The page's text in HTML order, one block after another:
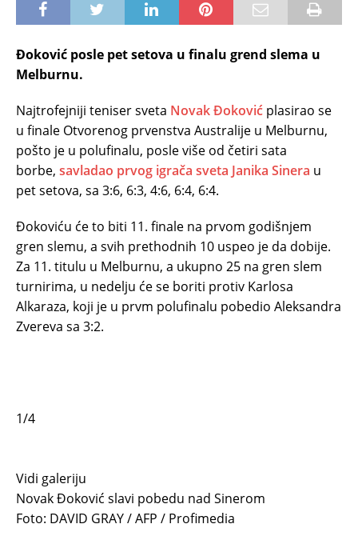
Đoković posle pet setova u finalu grend slema u
Melburnu.
Najtrofejniji teniser sveta Novak Đoković plasirao se
u finale Otvorenog prvenstva Australije u Melburnu,
pošto je u polufinalu, posle više od četiri sata
borbe, savladao prvog igrača sveta Janika Sinera u
pet setova, sa 3:6, 6:3, 4:6, 6:4, 6:4.
Đokoviću će to biti 11. finale na prvom godišnjem
gren slemu, a svih prethodnih 10 uspeo je da dobije.
Za 11. titulu u Melburnu, a ukupno 25 na gren slem
turnirima, u nedelju će se boriti protiv Karlosa
Alkaraza, koji je u prvm polufinalu pobedio Aleksandra
Zvereva sa 3:2.
1/4
Vidi galeriju
Novak Đoković slavi pobedu nad Sinerom
Foto: DAVID GRAY / AFP / Profimedia